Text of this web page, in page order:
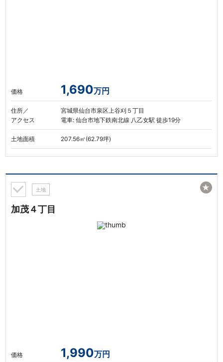
価格 1,690万円
住所／
アクセス
宮城県仙台市泉区上谷刈５丁目
電車: 仙台市地下鉄南北線 八乙女駅 徒歩19分
土地面積 207.56㎡(62.79坪)
土地
加茂４丁目
価格 1,990万円
★